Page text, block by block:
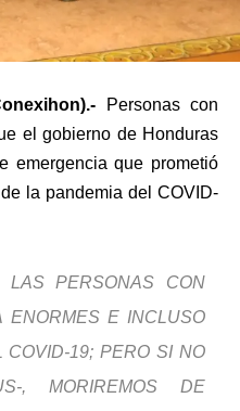
Personas con
el gobierno de Honduras
emergencia que prometió
la pandemia del COVID-
LAS PERSONAS CON
ENORMES E INCLUSO
COVID-19; PERO SI NO
, MORIREMOS DE